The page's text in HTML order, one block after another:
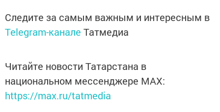
Следите за самым важным и интересным в
Telegram-канале Татмедиа
Читайте новости Татарстана в
национальном мессенджере MАХ:
https://max.ru/tatmedia